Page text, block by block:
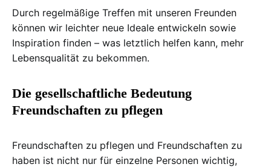
Durch regelmäßige Treffen mit unseren Freunden
können wir leichter neue Ideale entwickeln sowie
Inspiration finden – was letztlich helfen kann, mehr
Lebensqualität zu bekommen.
Die gesellschaftliche Bedeutung
Freundschaften zu pflegen
Freundschaften zu pflegen und Freundschaften zu
haben ist nicht nur für einzelne Personen wichtig,